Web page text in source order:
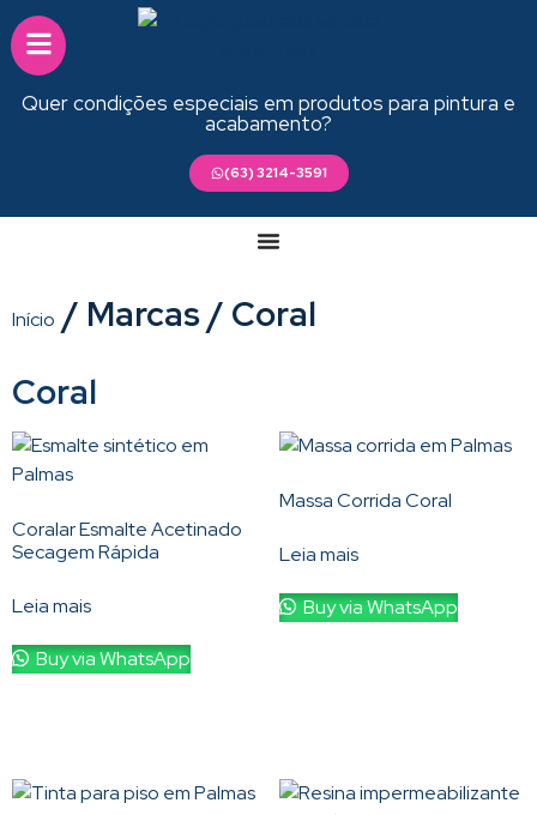
Quer condições especiais em produtos para pintura e
acabamento?
(63) 3214-3591
Início / Marcas / Coral
Coral
Coralar Esmalte Acetinado
Secagem Rápida
Leia mais
Buy via WhatsApp
Massa Corrida Coral
Leia mais
Buy via WhatsApp